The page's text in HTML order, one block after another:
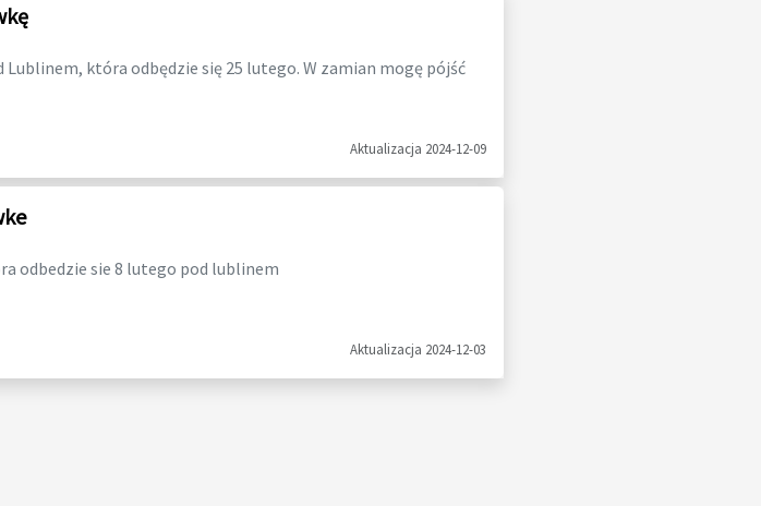
która odbędzie się 25 lutego. W zamian mogę pójść
Aktualizacja 2024-12-09
odbedzie sie 8 lutego pod lublinem
Aktualizacja 2024-12-03